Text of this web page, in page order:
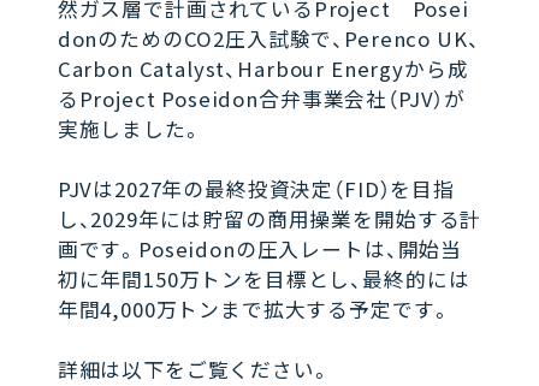
然ガス層で計画されているProject Posei
donのためのCO2圧入試験で、Perenco UK、
Carbon Catalyst、Harbour Energyから成
るProject Poseidon合弁事業会社（PJV）が
実施しました。
PJVは2027年の最終投資決定（FID）を目指
し、2029年には貯留の商用操業を開始する計
画です。Poseidonの圧入レートは、開始当
初に年間150万トンを目標とし、最終的には
年間4,000万トンまで拡大する予定です。
詳細は以下をご覧ください。